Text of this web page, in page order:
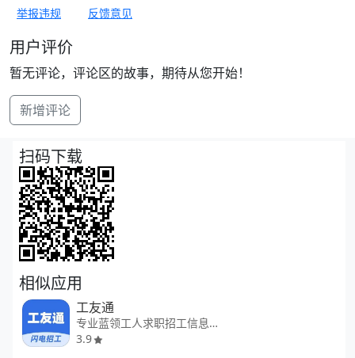
举报违规 反馈意见
用户评价
暂无评论，评论区的故事，期待从您开始！
新增评论
扫码下载
相似应用
工友通
专业蓝领工人求职招工信息平台
3.9